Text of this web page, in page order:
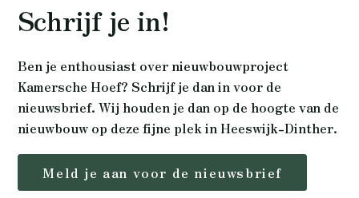
Schrijf je in!
Ben je enthousiast over nieuwbouwproject
Kamersche Hoef? Schrijf je dan in voor de
nieuwsbrief. Wij houden je dan op de hoogte van de
nieuwbouw op deze fijne plek in Heeswijk-Dinther.
Meld je aan voor de nieuwsbrief